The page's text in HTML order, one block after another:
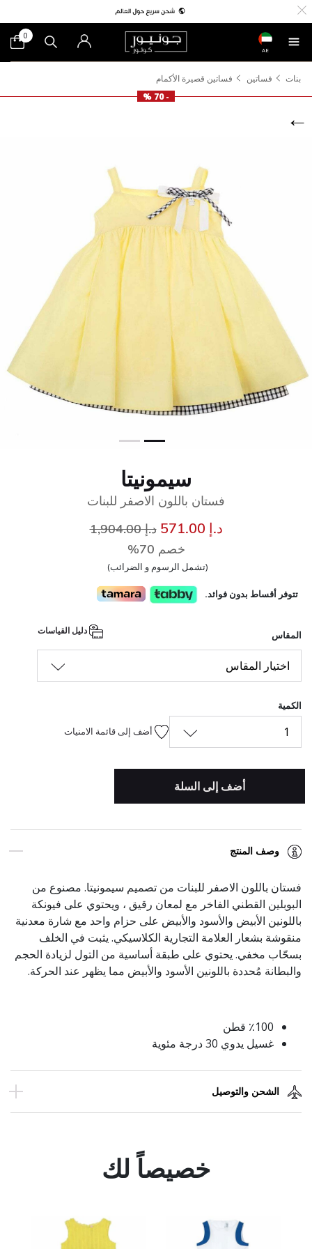
AE
0
بنات فساتين
فساتين قصيرة الأكمام
- 70 %
سيمونيتا
فستان باللون الاصفر للبنات
د.إ 571.00 سعر مخفض مند.إ 1,904.00
خصم 70%
(تشمل الرسوم و الضرائب)
تتوفر أقساط بدون فوائد.
المقاس
اختيار المقاس
الكمية
1 أضف إلى قائمة الامنيات
أضف إلى السلة
وصف المنتج
فستان باللون الاصفر للبنات من تصميم سيمونيتا. مصنوع من
البوبلين القطني الفاخر مع لمعان رقيق ، ويحتوي على فيونكة
باللونين الأبيض والأسود والأبيض على حزام واحد مع شارة معدنية
منقوشة بشعار العلامة التجارية الكلاسيكي. يثبت في الخلف
بسحّاب مخفي. يحتوي على طبقة أساسية من التول لزيادة الحجم
والبطانة مُحددة باللونين الأسود والأبيض مما يظهر عند الحركة.
٪100 قطن
غسيل يدوي 30 درجة مئوية
الشحن والتوصيل
خصيصاً لك